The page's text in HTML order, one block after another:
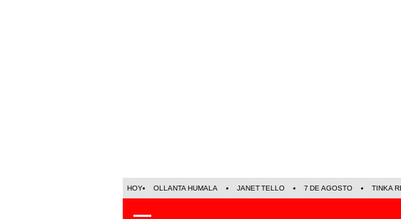
HOY OLLANTA HUMALA JANET TELLO 7 DE AGOSTO TINKA